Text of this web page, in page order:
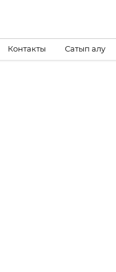
Контакты Сатып алу